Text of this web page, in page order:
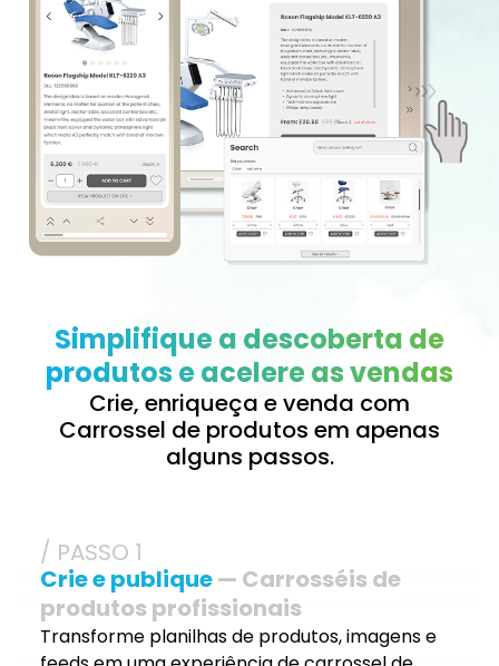
Simplifique a descoberta de
produtos e acelere as vendas
Crie, enriqueça e venda com
Carrossel de produtos em apenas
alguns passos.
/ PASSO 1
Crie e publique— Carrosséis de
produtos profissionais
Transforme planilhas de produtos, imagens e